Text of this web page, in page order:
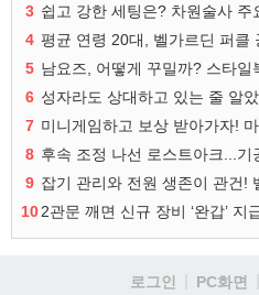
3 쉽고 강한 세팅은? 차원술사 주
4 평균 연령 20대, 벨가르딘 퍼클
5 남요즈, 어떻게 꾸밀까? 스타
6 성자라도 상대하고 있는 줄 알
7 미니게임하고 보상 받아가자!
8 후속 조정 나선 로스트아크...기
9
102관문 깨면 신규 장비 ‘완갑’
로그인 PC화면